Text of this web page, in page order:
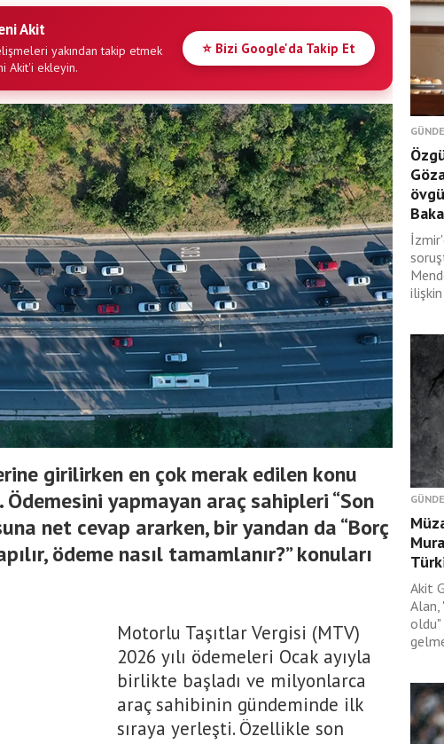
Akit
yakından takip etmek
Akit'i ekleyin.
⭐ Bizi Google'da Takip Et
girilirken en çok merak edilen konu
yapmayan araç sahipleri “Son
net cevap ararken, bir yandan da “Borç
ödeme nasıl tamamlanır?” konuları
Motorlu Taşıtlar Vergisi (MTV)
2026 yılı ödemeleri Ocak ayıyla
birlikte başladı ve milyonlarca
araç sahibinin gündeminde ilk
sıraya yerleşti. Özellikle son
Akit
Alan,
oldu"